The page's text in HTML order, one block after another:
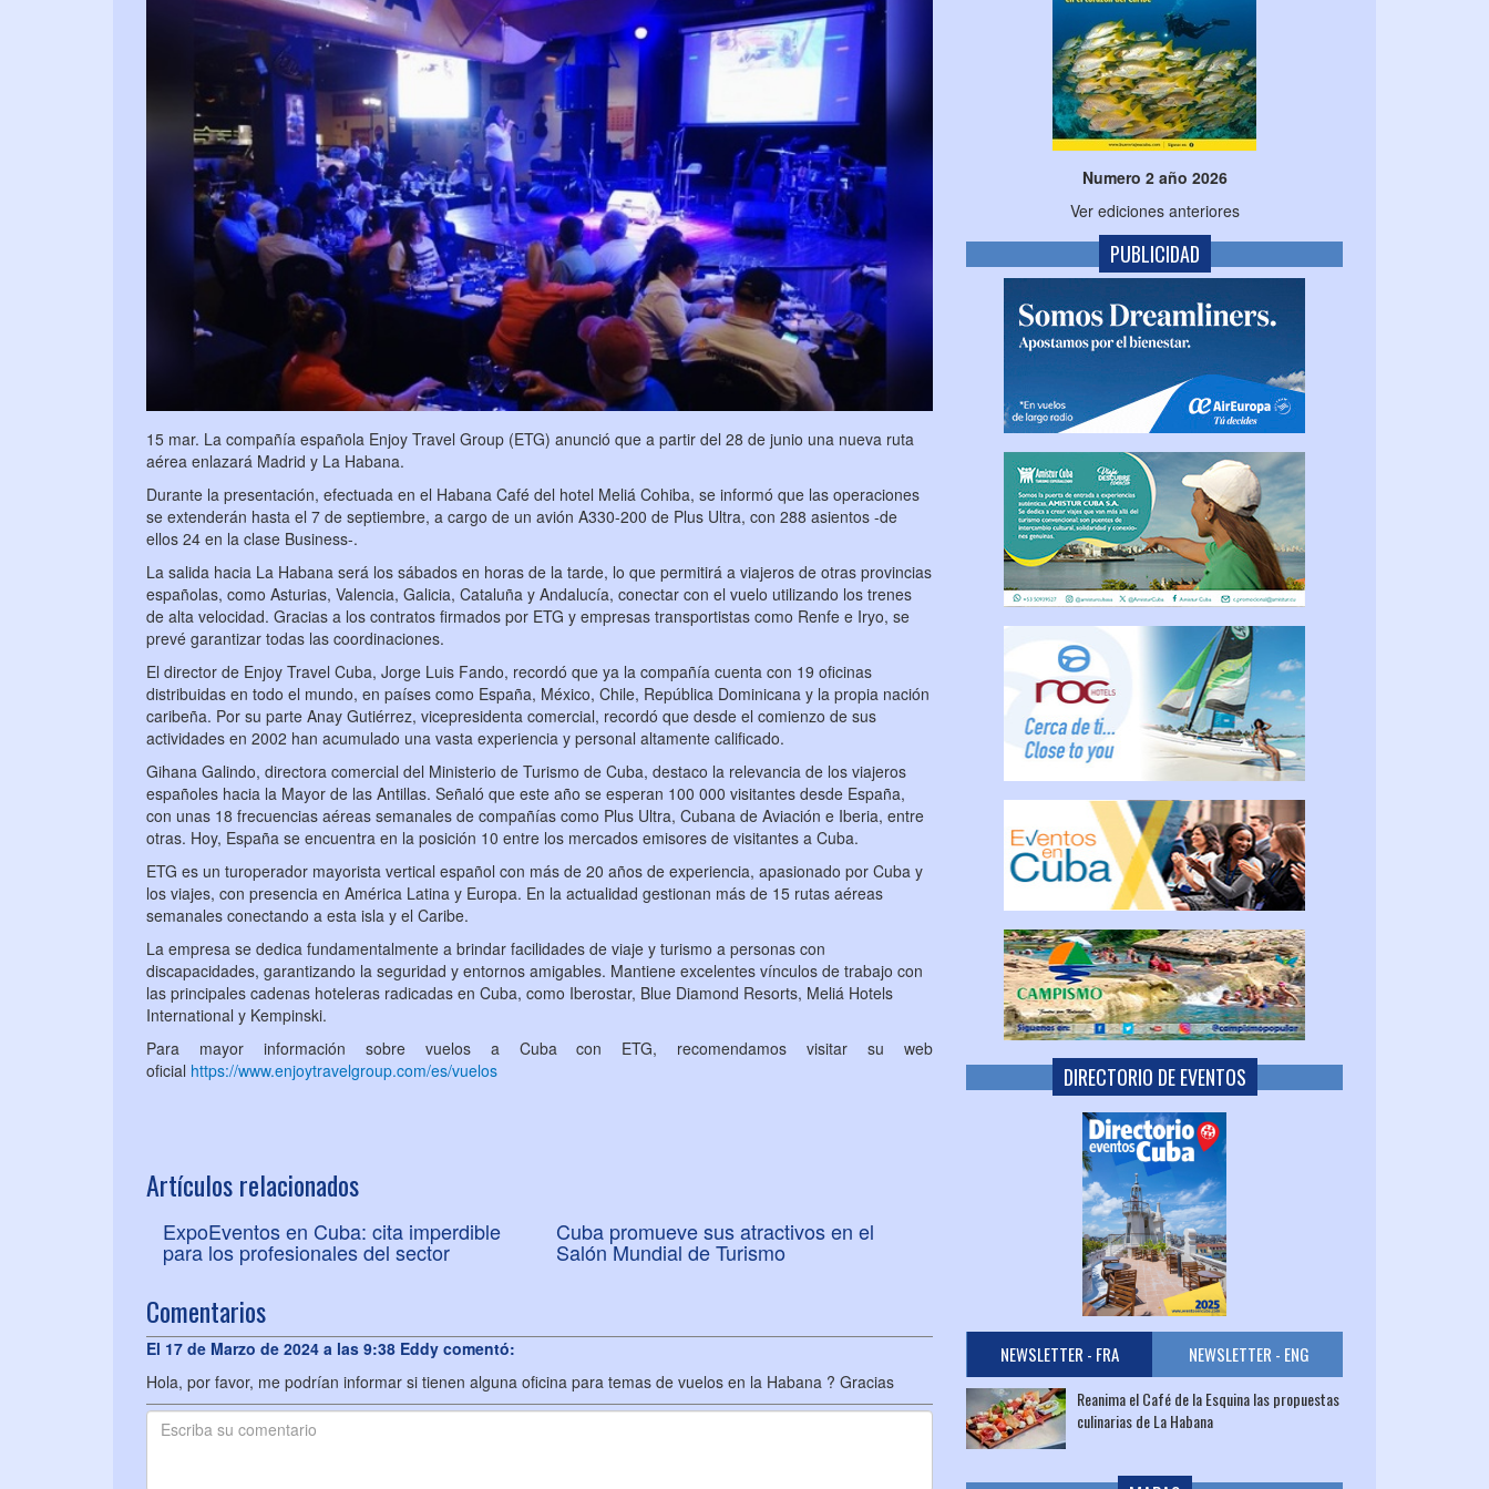
15 mar. La compañía española Enjoy Travel Group (ETG) anunció que a partir del 28 de junio una nueva ruta
aérea enlazará Madrid y La Habana.
Durante la presentación, efectuada en el Habana Café del hotel Meliá Cohiba, se informó que las operaciones
se extenderán hasta el 7 de septiembre, a cargo de un avión A330-200 de Plus Ultra, con 288 asientos -de
ellos 24 en la clase Business-.
La salida hacia La Habana será los sábados en horas de la tarde, lo que permitirá a viajeros de otras provincias
españolas, como Asturias, Valencia, Galicia, Cataluña y Andalucía, conectar con el vuelo utilizando los trenes
de alta velocidad. Gracias a los contratos firmados por ETG y empresas transportistas como Renfe e Iryo, se
prevé garantizar todas las coordinaciones.
El director de Enjoy Travel Cuba, Jorge Luis Fando, recordó que ya la compañía cuenta con 19 oficinas
distribuidas en todo el mundo, en países como España, México, Chile, República Dominicana y la propia nación
caribeña. Por su parte Anay Gutiérrez, vicepresidenta comercial, recordó que desde el comienzo de sus
actividades en 2002 han acumulado una vasta experiencia y personal altamente calificado.
Gihana Galindo, directora comercial del Ministerio de Turismo de Cuba, destaco la relevancia de los viajeros
españoles hacia la Mayor de las Antillas. Señaló que este año se esperan 100 000 visitantes desde España,
con unas 18 frecuencias aéreas semanales de compañías como Plus Ultra, Cubana de Aviación e Iberia, entre
otras. Hoy, España se encuentra en la posición 10 entre los mercados emisores de visitantes a Cuba.
ETG es un turoperador mayorista vertical español con más de 20 años de experiencia, apasionado por Cuba y
los viajes, con presencia en América Latina y Europa. En la actualidad gestionan más de 15 rutas aéreas
semanales conectando a esta isla y el Caribe.
La empresa se dedica fundamentalmente a brindar facilidades de viaje y turismo a personas con
discapacidades, garantizando la seguridad y entornos amigables. Mantiene excelentes vínculos de trabajo con
las principales cadenas hoteleras radicadas en Cuba, como Iberostar, Blue Diamond Resorts, Meliá Hotels
International y Kempinski.
Para mayor información sobre vuelos a Cuba con ETG, recomendamos visitar su web
oficial https://www.enjoytravelgroup.com/es/vuelos
Artículos relacionados
ExpoEventos en Cuba: cita imperdible
para los profesionales del sector
Cuba promueve sus atractivos en el
Salón Mundial de Turismo
Comentarios
El 17 de Marzo de 2024 a las 9:38 Eddy comentó:
Hola, por favor, me podrían informar si tienen alguna oficina para temas de vuelos en la Habana ? Gracias
Numero 2 año 2026
Ver ediciones anteriores
PUBLICIDAD
DIRECTORIO DE EVENTOS
NEWSLETTER - FRA NEWSLETTER - ENG
Reanima el Café de la Esquina las propuestas
culinarias de La Habana